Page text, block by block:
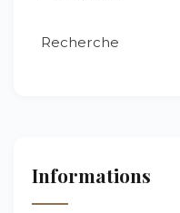
Recherche
Informations